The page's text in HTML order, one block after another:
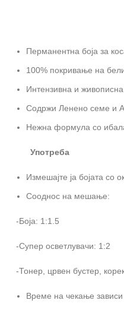
Перманентна боја за
100% покривање на
Интензивна и живописна
Содржи Ленено семе и
Нежна формула со
Употреба
Измешајте ја бојата со
Сооднос на мешање:
-Боја: 1:1.5
-Супер осветлувачи: 1:2
-Тонер, црвен бустер,
Време на чекање зависи